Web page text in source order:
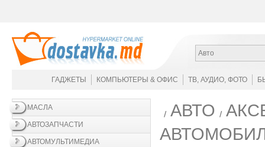
Авто
ГАДЖЕТЫ КОМПЬЮТЕРЫ & ОФИС ТВ, АУДИО, ФОТО
МАСЛА
АВТОЗАПЧАСТИ
АВТОМУЛЬТИМЕДИА
АВТО